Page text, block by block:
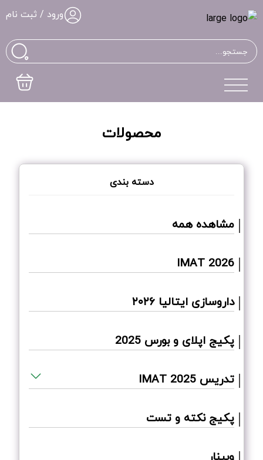
ورود / ثبت نام
محصولات
دسته بندی
مشاهده همه
IMAT 2026
داروسازی ایتالیا ۲۰۲۶
پکیج اپلای و بورس 2025
تدریس IMAT 2025
پکیج نکته و تست